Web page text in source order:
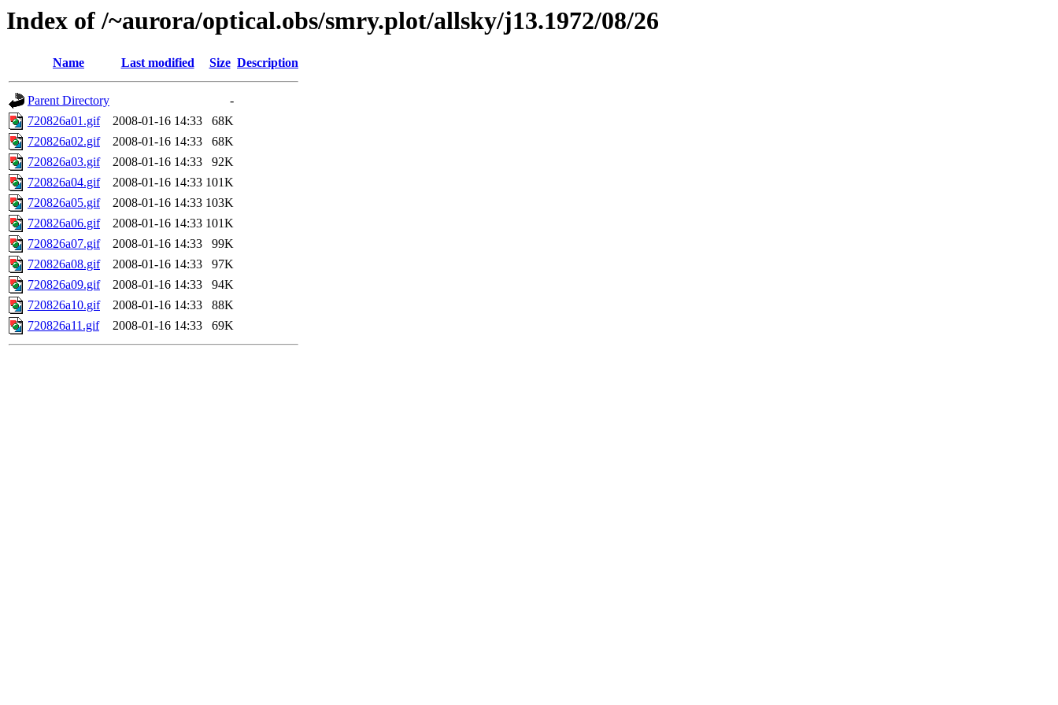
Index of /~aurora/optical.obs/smry.plot/allsky/j13.1972/08/26
Name Last modified Size Description
Parent Directory
-
720826a01.gif
2008-01-16 14:33
68K
720826a02.gif
2008-01-16 14:33
68K
720826a03.gif
2008-01-16 14:33
92K
720826a04.gif
2008-01-16 14:33 101K
720826a05.gif
2008-01-16 14:33 103K
720826a06.gif
2008-01-16 14:33 101K
720826a07.gif
2008-01-16 14:33
99K
720826a08.gif
2008-01-16 14:33
97K
720826a09.gif
2008-01-16 14:33
94K
720826a10.gif
2008-01-16 14:33
88K
720826a11.gif
2008-01-16 14:33 69K